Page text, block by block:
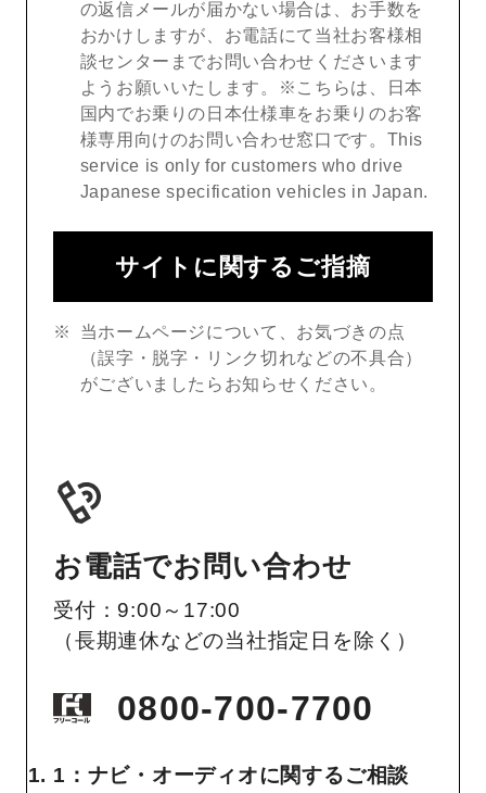
の返信メールが届かない場合は、お手数を
おかけしますが、お電話にて当社お客様相
談センターまでお問い合わせくださいます
ようお願いいたします。※こちらは、日本
国内でお乗りの日本仕様車をお乗りのお客
様専用向けのお問い合わせ窓口です。This
service is only for customers who drive
Japanese specification vehicles in Japan.
サイトに関するご指摘
当ホームページについて、お気づきの点
（誤字・脱字・リンク切れなどの不具合）
がございましたらお知らせください。
お電話でお問い合わせ
受付：9:00～17:00
（長期連休などの当社指定日を除く）
0800-700-7700
1：ナビ・オーディオに関するご相談